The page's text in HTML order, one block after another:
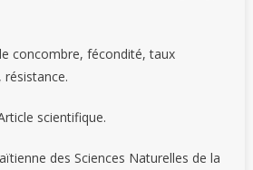
concombre, fécondité, taux
scientifique.
des Sciences Naturelles de la